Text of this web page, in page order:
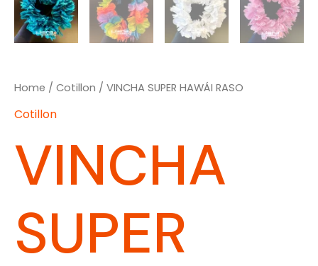
Home / Cotillon / VINCHA SUPER HAWÁI RASO
Cotillon
VINCHA
SUPER